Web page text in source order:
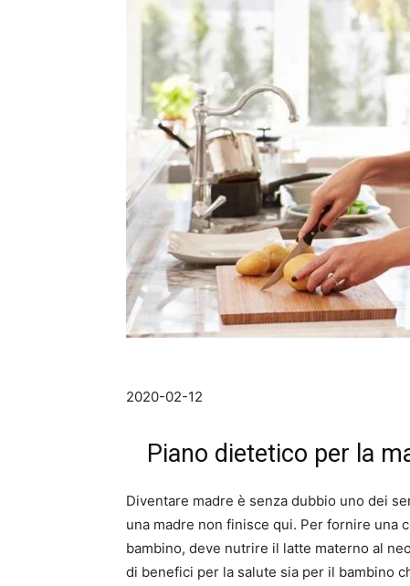
2020-02-12
Piano dietetico per la
Diventare madre è senza dubbio uno dei
una madre non finisce qui. Per fornire una
bambino, deve nutrire il latte materno al
di benefici per la salute sia per il bambino